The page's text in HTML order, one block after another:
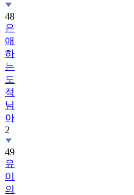
48
은
애
하
는
도
적
님
아
2
49
유
미
의